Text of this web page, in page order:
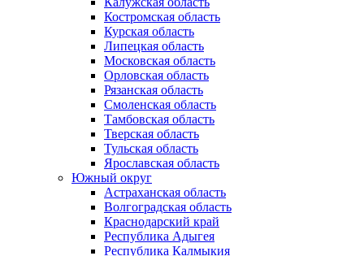
Костромская область
Курская область
Липецкая область
Московская область
Орловская область
Рязанская область
Смоленская область
Тамбовская область
Тверская область
Тульская область
Ярославская область
Южный округ
Астраханская область
Волгоградская область
Краснодарский край
Республика Адыгея
Республика Калмыкия